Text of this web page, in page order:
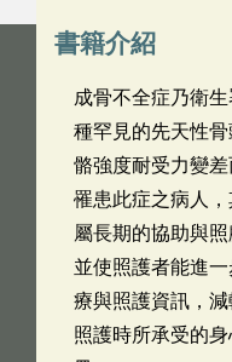
書籍介紹
成骨不全症乃衛
種罕見的先天性
骼強度耐受力變
罹患此症之病人
屬長期的協助與
並使照護者能進
療與照護資訊，
照護時所承受的